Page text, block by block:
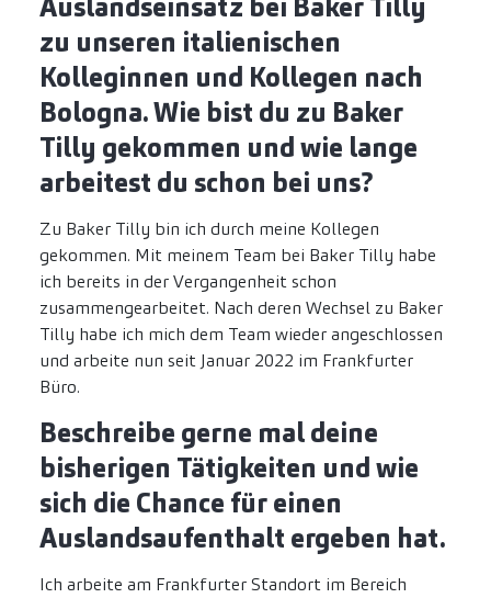
Auslandseinsatz bei Baker Tilly
zu unseren italienischen
Kolleginnen und Kollegen nach
Bologna. Wie bist du zu Baker
Tilly gekommen und wie lange
arbeitest du schon bei uns?
Zu Baker Tilly bin ich durch meine Kollegen
gekommen. Mit meinem Team bei Baker Tilly habe
ich bereits in der Vergangenheit schon
zusammengearbeitet. Nach deren Wechsel zu Baker
Tilly habe ich mich dem Team wieder angeschlossen
und arbeite nun seit Januar 2022 im Frankfurter
Büro.
Beschreibe gerne mal deine
bisherigen Tätigkeiten und wie
sich die Chance für einen
Auslandsaufenthalt ergeben hat.
Ich arbeite am Frankfurter Standort im Bereich